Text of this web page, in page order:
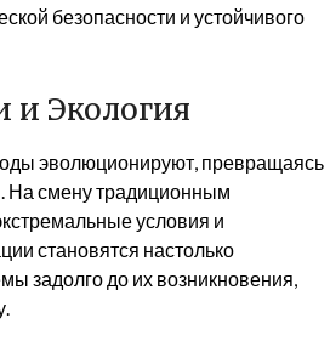
безопасности и устойчивого
и Экология
эволюционируют, превращаясь
На смену традиционным
условия и
становятся настолько
задолго до их возникновения,